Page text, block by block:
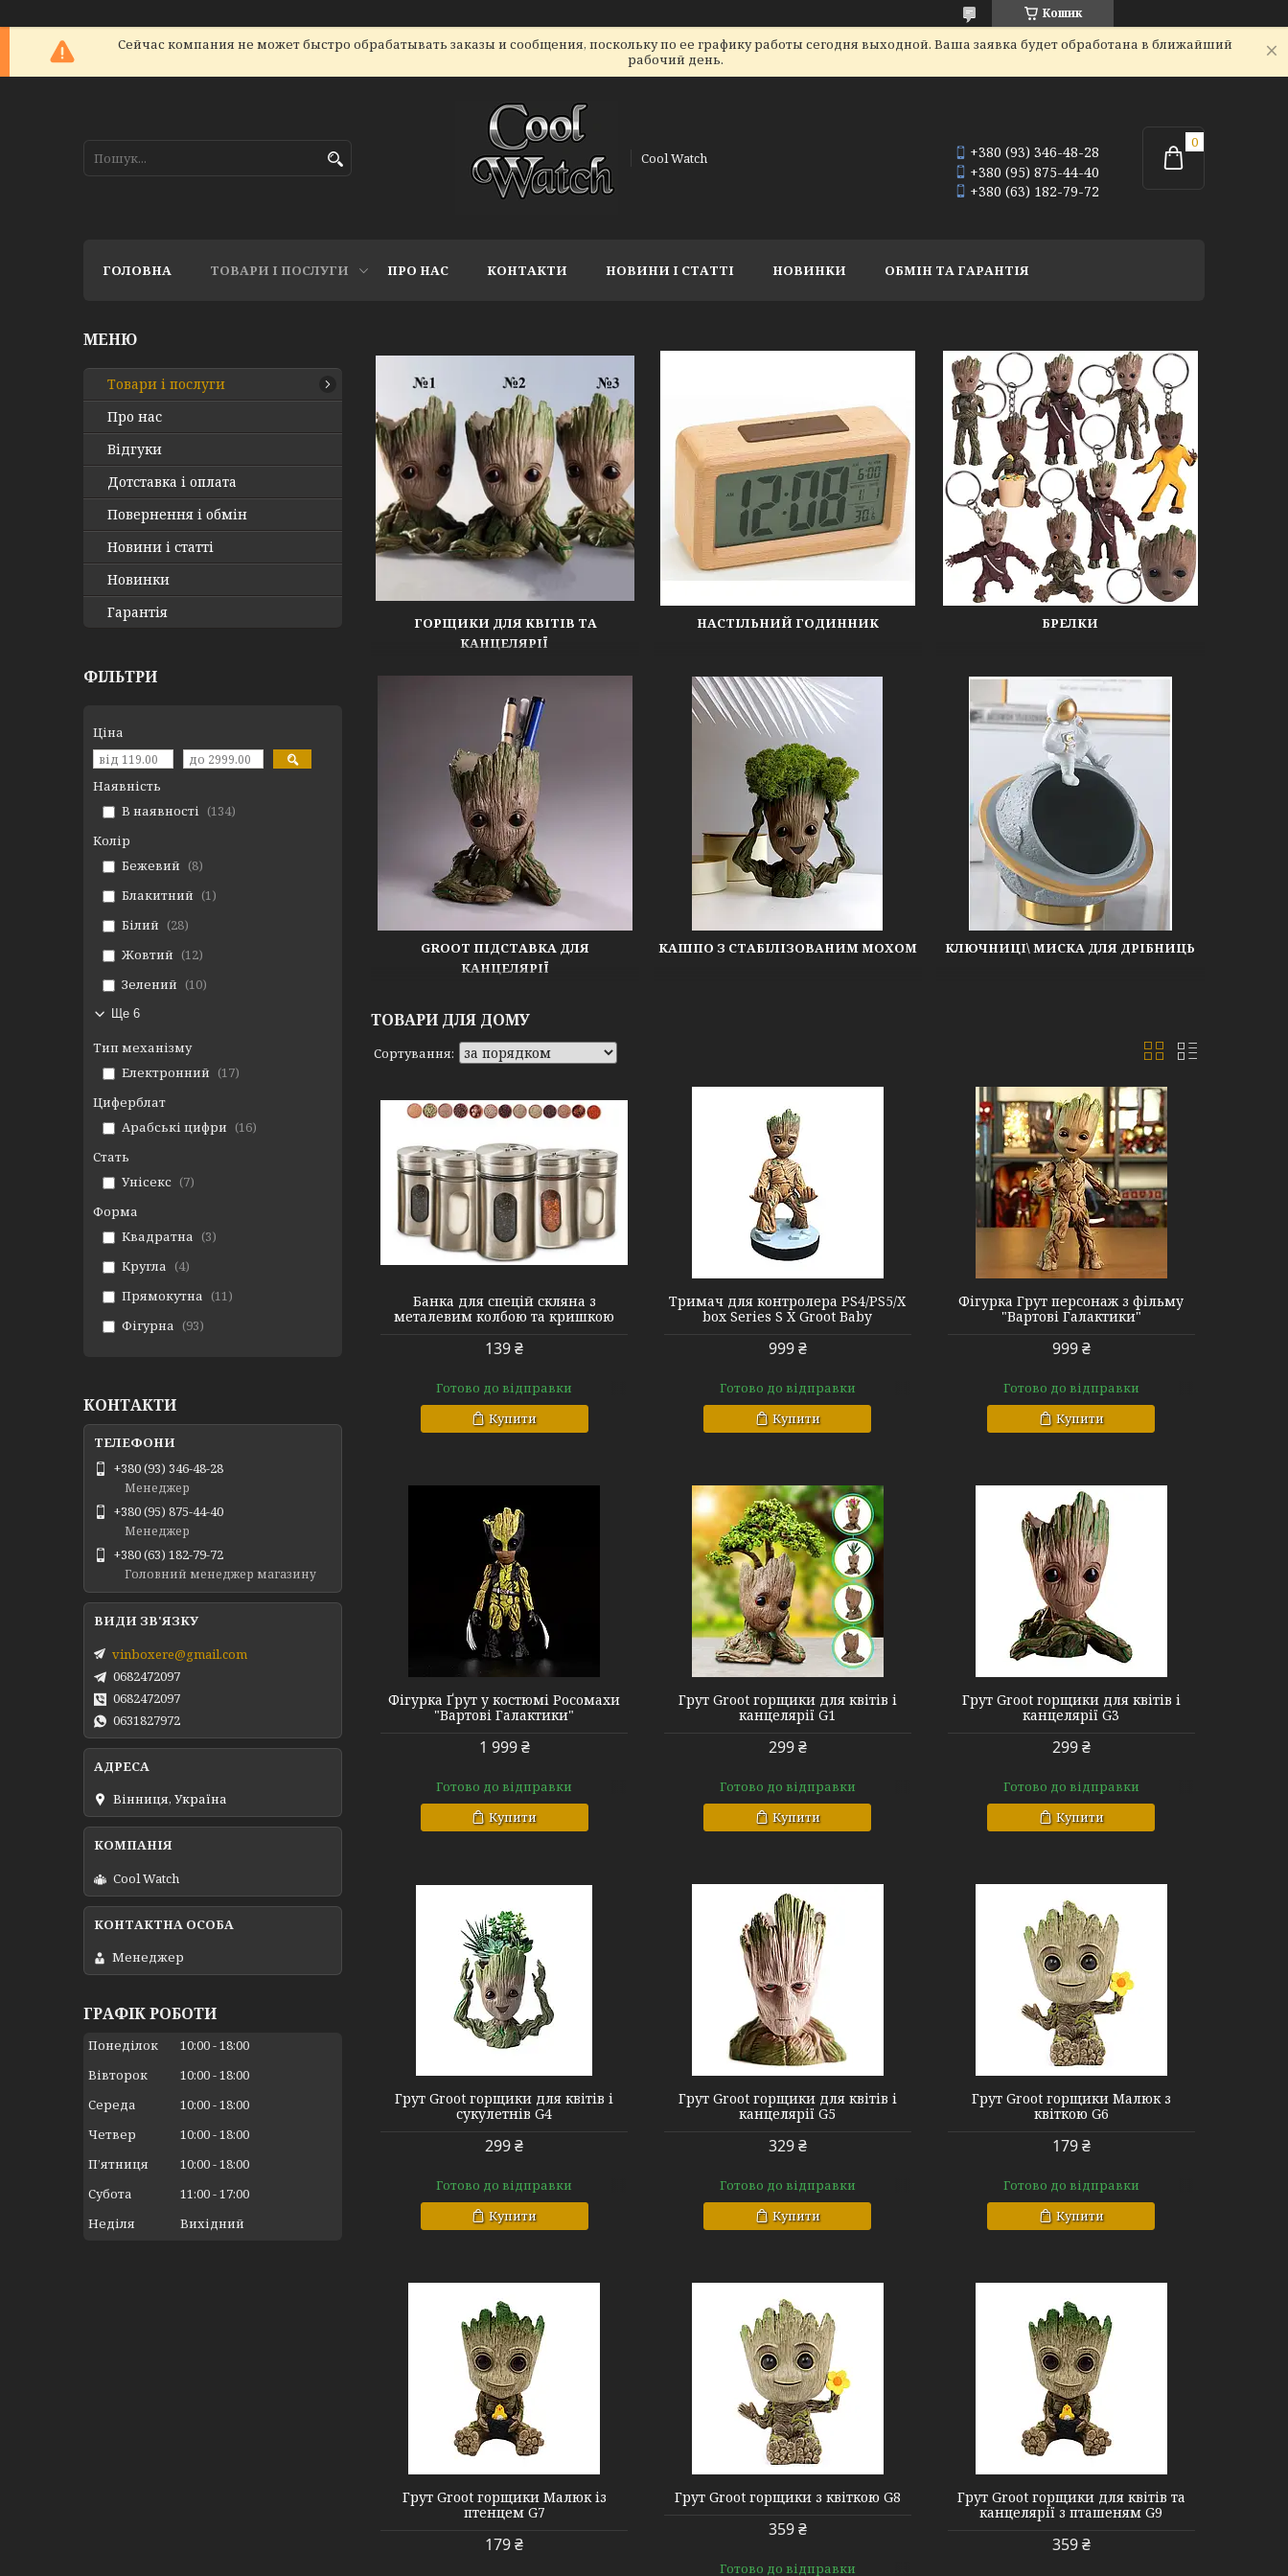
Кошик
Сейчас компания не может быстро обрабатывать заказы и сообщения, поскольку по ее графику работы сегодня выходной. Ваша заявка будет обработана в ближайший
рабочий день.
Cool Watch
+380 (93) 346-48-28
+380 (95) 875-44-40
+380 (63) 182-79-72
ГОЛОВНА ТОВАРИ І ПОСЛУГИ ПРО НАС КОНТАКТИ НОВИНИ І СТАТТІ НОВИНКИ ОБМІН ТА ГАРАНТІЯ
ГОРЩИКИ ДЛЯ КВІТІВ ТА
КАНЦЕЛЯРІЇ
НАСТІЛЬНИЙ ГОДИННИК БРЕЛКИ
GROOT ПІДСТАВКА ДЛЯ
КАНЦЕЛЯРІЇ
КАШПО З СТАБІЛІЗОВАНИМ МОХОМ КЛЮЧНИЦІ\ МИСКА ДЛЯ ДРІБНИЦЬ
ТОВАРИ ДЛЯ ДОМУ
pepper shaker
Банка для спецій скляна з
металевим колбою та кришкою
139 ₴
Готово до відправки
Купити
G 15
Тримач для контролера PS4/PS5/X
box Series S X Groot Baby
999 ₴
Готово до відправки
Купити
Groot figurine
Фігурка Грут персонаж з фільму
"Вартові Галактики"
999 ₴
Готово до відправки
Купити
Фігурка Ґрут у костюмі Росомахи
"Вартові Галактики"
1 999 ₴
Готово до відправки
Купити
G1
Грут Groot горщики для квітів і
канцелярії G1
299 ₴
Готово до відправки
Купити
G3
Грут Groot горщики для квітів і
канцелярії G3
299 ₴
Готово до відправки
Купити
G4
Грут Groot горщики для квітів і
сукулетнів G4
299 ₴
Готово до відправки
Купити
G5
Грут Groot горщики для квітів і
канцелярії G5
329 ₴
Готово до відправки
Купити
G6
Грут Groot горщики Малюк з
квіткою G6
179 ₴
Готово до відправки
Купити
Грут Groot горщики Малюк із
птенцем G7
179 ₴
G8
Грут Groot горщики з квіткою G8
359 ₴
Готово до відправки
G9
Грут Groot горщики для квітів та
канцелярії з пташеням G9
359 ₴
Товари і послуги
Про нас
Відгуки
Дотставка і оплата
Повернення і обмін
Новини і статті
Новинки
Гарантія
ФІЛЬТРИ
Ціна
Наявність
В наявності
134
Колір
Бежевий
8
Блакитний
1
Білий
28
Жовтий
12
Зелений
10
Ще 6
Тип механізму
Електронний
17
Циферблат
Арабські цифри
16
Стать
Унісекс
7
Форма
Квадратна
3
Кругла
4
Прямокутна
11
Фігурна
93
КОНТАКТИ
+380 (93) 346-48-28
Менеджер
+380 (95) 875-44-40
Менеджер
+380 (63) 182-79-72
Головний менеджер магазину
vinboxere@gmail.com
0682472097
0682472097
0631827972
Вінниця, Україна
Cool Watch
Менеджер
ГРАФІК РОБОТИ
Понеділок 10:00 18:00
Вівторок
10:00 18:00
Середа
10:00 18:00
Четвер
10:00 18:00
Пʼятниця
10:00 18:00
Субота
11:00 17:00
Неділя
Вихідний